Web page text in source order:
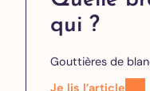
qui ?
Gouttières de
Je lis l’article